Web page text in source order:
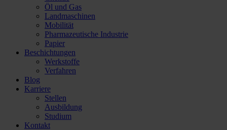
Öl und Gas
Landmaschinen
Mobilität
Pharmazeutische Industrie
Papier
Beschichtungen
Werkstoffe
Verfahren
Blog
Karriere
Stellen
Ausbildung
Studium
Kontakt